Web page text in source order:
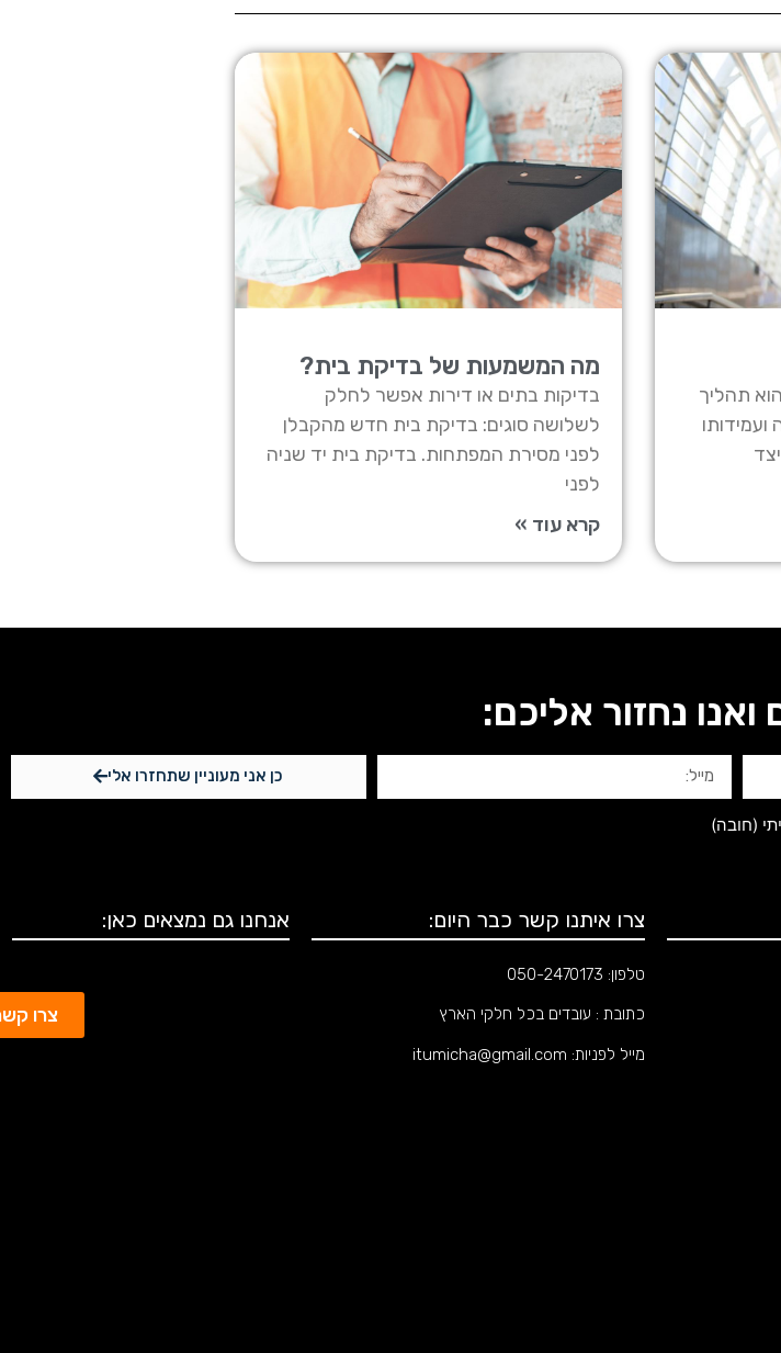
תהליך
מה המשמעות של בדיקת בית?
בדיקות בתים או דירות אפשר לחלק
לשלושה סוגים: בדיקת בית חדש מהקבלן
לפני מסירת המפתחות. בדיקת בית יד שניה
לפני
קרא עוד »
צרו
נחזור אליכם:
כן אני מעוניין שתחזרו אלי
(חובה)
צרו איתנו קשר כבר היום:
טלפון: 050-2470173
כתובת : עובדים בכל חלקי הארץ
מייל לפניות: itumicha@gmail.com
אנחנו גם נמצאים כאן: